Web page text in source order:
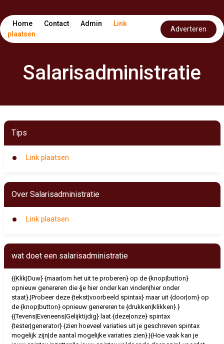
Home Contact Admin
Link
plaatsen
Adverteren
Salarisadministratie
Tips
Link plaatsen
Over Salarisadministratie
Link plaatsen
wat doet een salarisadministratie
{{Klik|Duw} {maar|om het uit te proberen} op de {knop|button}
opnieuw genereren die {je hier onder kan vinden|hier onder
staat}.|Probeer deze {tekst|voorbeeld spintax} maar uit {door|om} op
de {knop|button} opnieuw genereren te {drukken|klikken}.}
{{Tevens|Eveneens|Gelijktijdig} laat {deze|onze} spintax
{tester|generator} {zien hoeveel variaties uit je geschreven spintax
mogelijk zijn|de aantal mogelijke variaties zien}.|{Hoe vaak kan je